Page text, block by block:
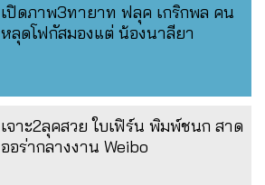
เปิดภาพ3ทายาท ฟลุค เกริกพล คน
หลุดโฟกัสมองแต่ น้องนาลียา
เจาะ2ลุคสวย ใบเฟิร์น พิมพ์ชนก สาด
ออร่ากลางงาน Weibo